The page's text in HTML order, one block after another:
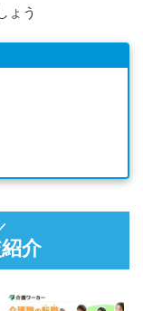
ょう
介